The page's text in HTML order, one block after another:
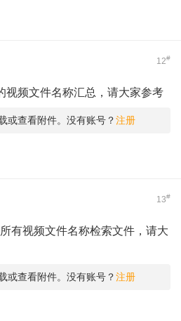
12#
视频文件名称汇总，请大家参考
或查看附件。没有账号？注册
13#
有视频文件名称检索文件，请大
或查看附件。没有账号？注册